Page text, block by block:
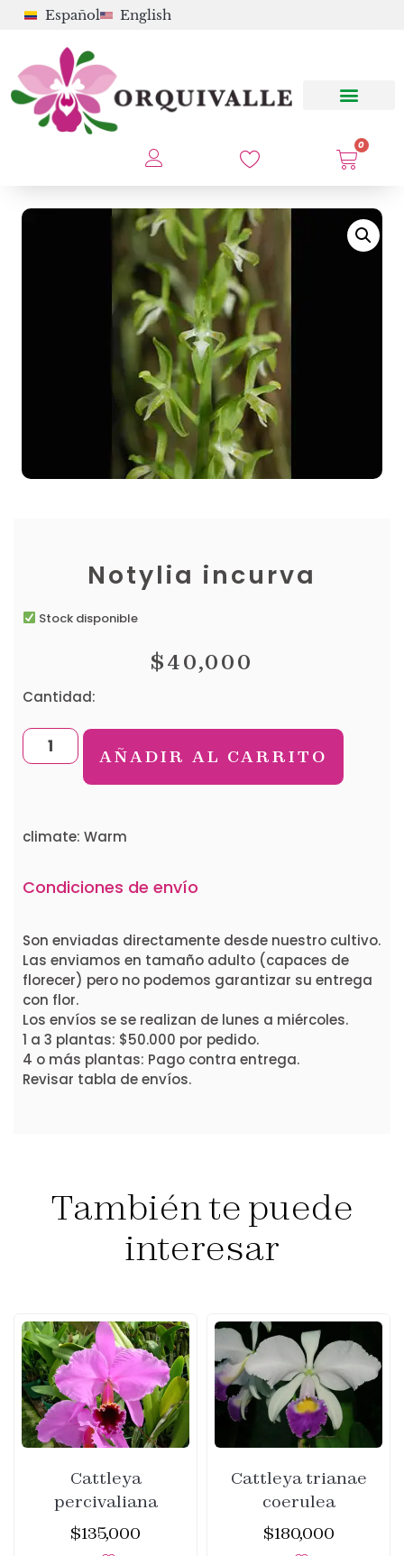
Español English
0
Notylia incurva
Stock disponible
$40,000
Cantidad:
AÑADIR AL CARRITO
climate: Warm
Condiciones de envío
Son enviadas directamente desde nuestro cultivo.
Las enviamos en tamaño adulto (capaces de
florecer) pero no podemos garantizar su entrega
con flor.
Los envíos se se realizan de lunes a miércoles.
1 a 3 plantas: $50.000 por pedido.
4 o más plantas: Pago contra entrega.
Revisar tabla de envíos.
También te puede
interesar
Cattleya
percivaliana
$135,000
Cattleya trianae
coerulea
$180,000